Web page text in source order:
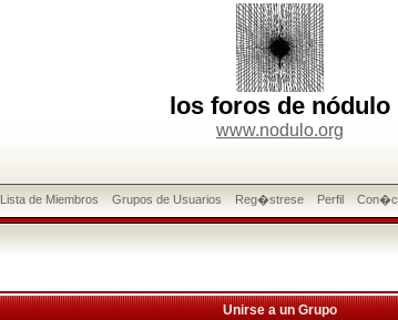
los foros de nódulo
www.nodulo.org
Lista de Miembros Grupos de Usuarios Reg�strese Perfil
Unirse a un Grupo